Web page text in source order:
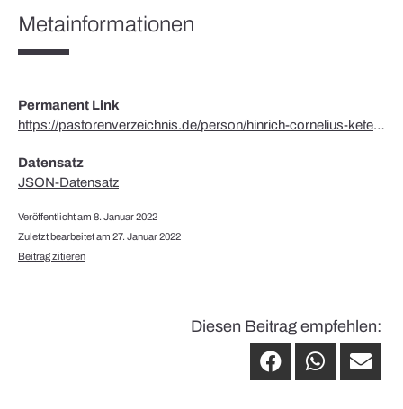
Metainformationen
Permanent Link
https://pastorenverzeichnis.de/person/hinrich-cornelius-ketels/
Datensatz
JSON-Datensatz
Veröffentlicht am 8. Januar 2022
Zuletzt bearbeitet am 27. Januar 2022
Beitrag zitieren
Diesen Beitrag empfehlen: